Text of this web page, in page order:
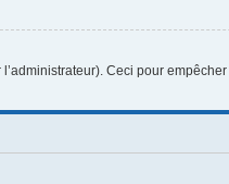
Ceci pour